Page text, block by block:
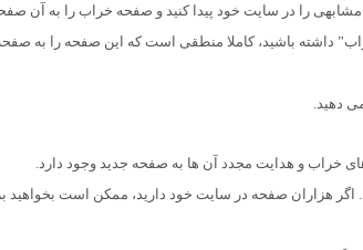
را در سایت خود پیدا کنید و صفحه خراب را به آن
داشته باشید، کاملا منطقی است که این صفحه را به
های خراب و هدایت مجدد آن ها به صفحه جدید وجود دارد.
اگر هزاران صفحه در سایت خود دارید، ممکن است بخواهید